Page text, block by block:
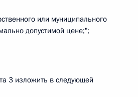
или муниципального
допустимой цене;";
3 изложить в следующей